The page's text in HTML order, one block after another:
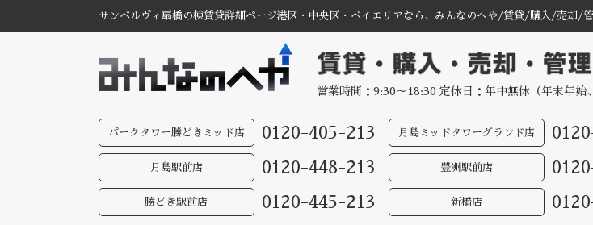
サンベルヴィ扇橋の棟賃貸詳細ページ港区・中央区・ベイエリアなら、みんなのへや/賃貸/購入/売却/
営業時間：9:30～18:30 定休日：年中無休（年末年始
パークタワー勝どきミッド店 0120-405-213 月島ミッドタワーグランド店
月島駅前店 0120-448-213 豊洲駅前店
勝どき駅前店 0120-445-213 新橋店